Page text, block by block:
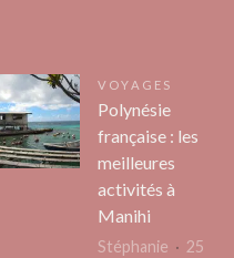
VOYAGES
Polynésie
française : les
meilleures
activités à
Manihi
Stéphanie
25